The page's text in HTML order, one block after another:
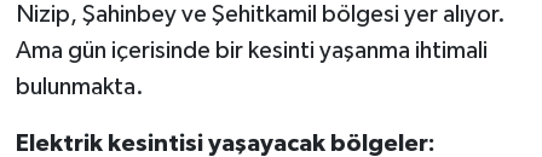
Nizip, Şahinbey ve Şehitkamil bölgesi yer alıyor.
Ama gün içerisinde bir kesinti yaşanma ihtimali
bulunmakta.
Elektrik kesintisi yaşayacak bölgeler:
Teknoloji
Türkiye